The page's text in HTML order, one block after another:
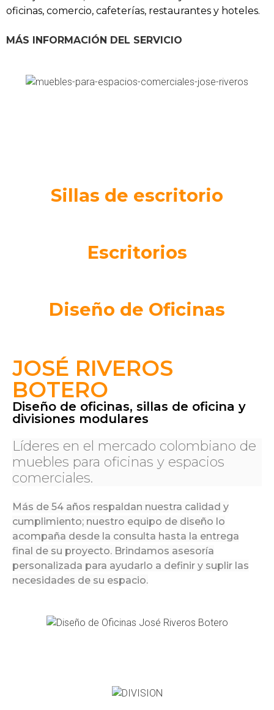
oficinas, comercio, cafeterías, restaurantes y hoteles.
MÁS INFORMACIÓN DEL SERVICIO
Sillas de escritorio
Escritorios
Diseño de Oficinas
JOSÉ RIVEROS
BOTERO
Diseño de oficinas, sillas de oficina y
divisiones modulares
Líderes en el mercado colombiano de
muebles para oficinas y espacios
comerciales.
Más de 54 años respaldan nuestra calidad y
cumplimiento; nuestro equipo de diseño lo
acompaña desde la consulta hasta la entrega
final de su proyecto. Brindamos asesoría
personalizada para ayudarlo a definir y suplir las
necesidades de su espacio.